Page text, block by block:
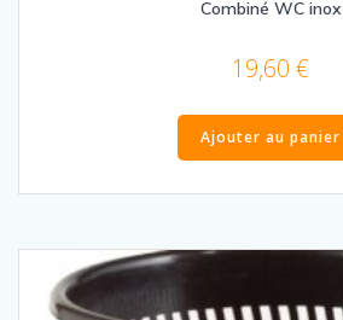
Combiné WC inox
19,60 €
Ajouter au panier